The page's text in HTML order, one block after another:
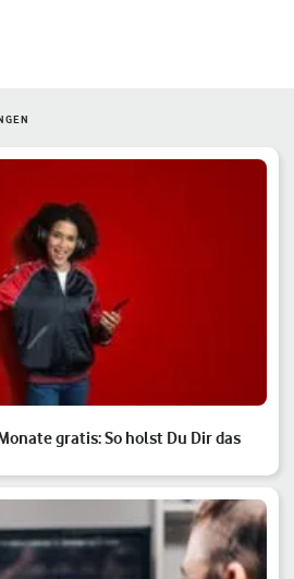
gratis: So holst Du Dir das